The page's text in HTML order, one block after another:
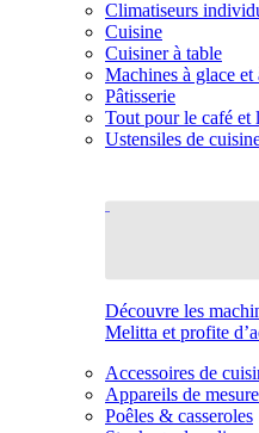
Climatiseurs
Cuisine
Cuisiner à table
Machines à glace et
Pâtisserie
Tout pour le café et
Ustensiles de
Découvre les
Melitta et profite
Accessoires de
Appareils de
Poêles & casseroles